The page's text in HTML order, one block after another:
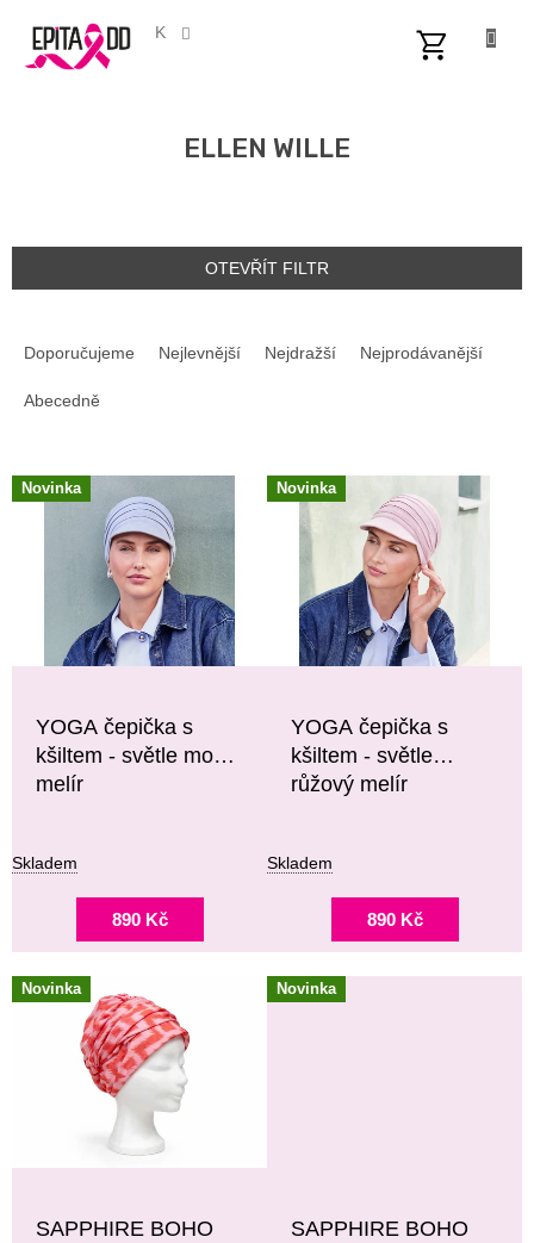
obsah
CZK
ELLEN WILLE
OTEVŘÍT FILTR
A
E
P
R
Ů
Doporučujeme Nejlevnější Nejdražší Nejprodávanější
Abecedně
V
Ý
O
Novinka
YOGA čepička s
kšiltem - světle modrý
melír
Skladem
890 Kč
Novinka
YOGA čepička s
kšiltem - světle
růžový melír
Skladem
890 Kč
Novinka
SAPPHIRE BOHO
Novinka
SAPPHIRE BOHO